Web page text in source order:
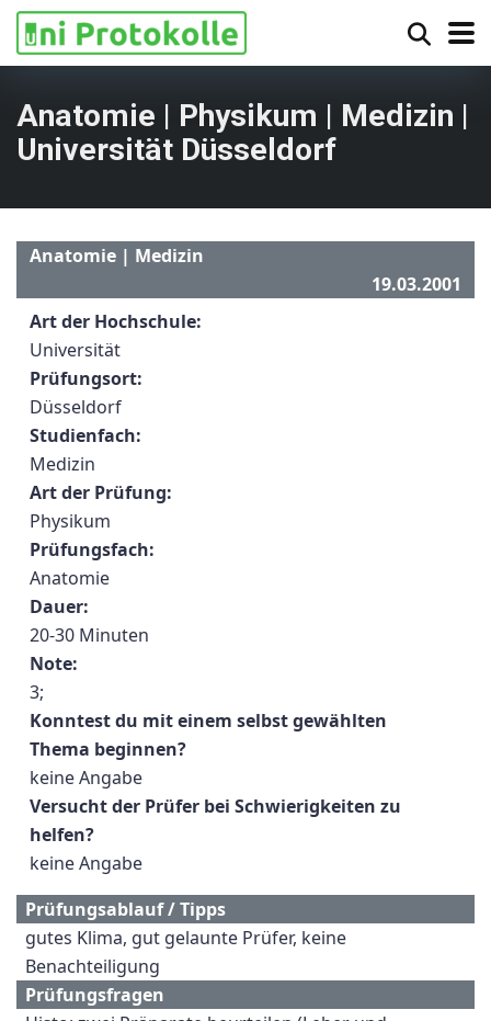
Anatomie | Physikum | Medizin |
Universität Düsseldorf
Anatomie | Medizin
19.03.2001
Art der Hochschule:
Universität
Prüfungsort:
Düsseldorf
Studienfach:
Medizin
Art der Prüfung:
Physikum
Prüfungsfach:
Anatomie
Dauer:
20-30 Minuten
Note:
3;
Konntest du mit einem selbst gewählten
Thema beginnen?
keine Angabe
Versucht der Prüfer bei Schwierigkeiten zu
helfen?
keine Angabe
Prüfungsablauf / Tipps
gutes Klima, gut gelaunte Prüfer, keine
Benachteiligung
Prüfungsfragen